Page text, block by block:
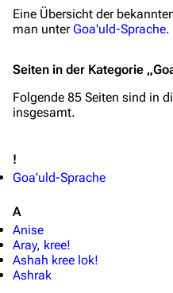
Eine Übersicht der
man unterGoa'uld-Sprache.
Seiten in der Kategorie
Folgende 85 Seiten sind in
insgesamt.
!
Goa'uld-Sprache
A
Anise
Aray, kree!
Ashah kree lok!
Ashrak